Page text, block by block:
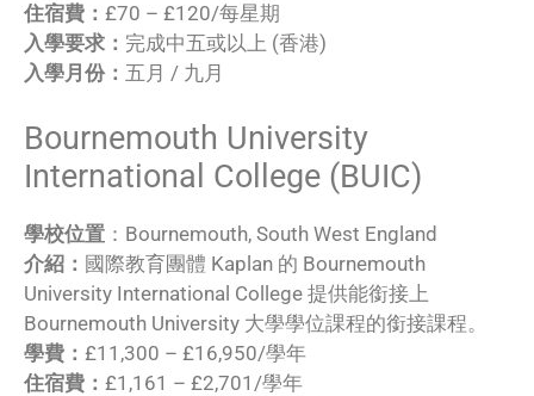
住宿費： £70 – £120/每星期
入學要求： 完成中五或以上 (香港)
入學月份： 五月 / 九月
Bournemouth University
International College (BUIC)
學校位置 ：Bournemouth, South West England
介紹： 國際教育團體 Kaplan 的 Bournemouth
University International College 提供能銜接上
Bournemouth University 大學學位課程的銜接課程。
學費： £11,300 – £16,950/學年
住宿費： £1,161 – £2,701/學年